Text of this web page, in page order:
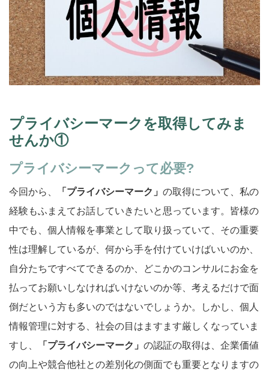
プライバシーマークを取得してみま
せんか①
プライバシーマークって必要?
今回から、 「プライバシーマーク」 の取得について、私の
経験もふまえてお話していきたいと思っています。皆様の
中でも、個人情報を事業として取り扱っていて、その重要
性は理解しているが、何から手を付けていけばいいのか、
自分たちですべてできるのか、どこかのコンサルにお金を
払ってお願いしなければいけないのか等、考えるだけで面
倒だという方も多いのではないでしょうか。しかし、個人
情報管理に対する、社会の目はますます厳しくなっていま
すし、
「プライバシーマーク」 の認証の取得は、企業価値
の向上や競合他社との差別化の側面でも重要となりますの